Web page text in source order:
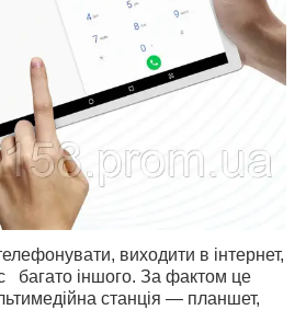
виходити в інтернет,
багато іншого. За фактом це
станція — планшет,